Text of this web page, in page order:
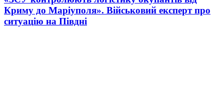
Криму до Маріуполя». Військовий експерт про
ситуацію на Півдні